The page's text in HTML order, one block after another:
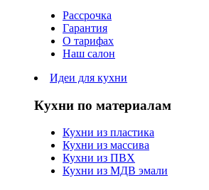
Рассрочка
Гарантия
О тарифах
Наш салон
Идеи для кухни
Кухни по материалам
Кухни из пластика
Кухни из массива
Кухни из ПВХ
Кухни из МДВ эмали